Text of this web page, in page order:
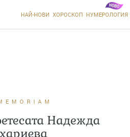
НАЙ-НОВИ ХОРОСКОП НУМЕРОЛОГИЯ
Надежда